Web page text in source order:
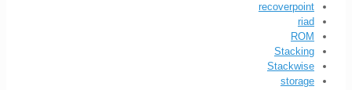
recoverpoint
riad
ROM
Stacking
Stackwise
storage